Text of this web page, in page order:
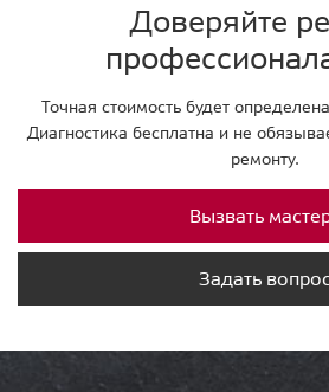
Доверяйте
Точная стоимость будет
Диагностика бесплатна и не
ремонту.
Вызвать
Задать вопрос